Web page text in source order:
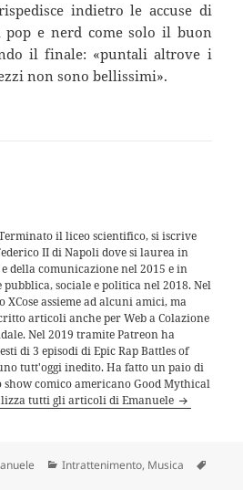
indietro le accuse di
pop e nerd come solo il buon
il finale: «puntali altrove i
non sono bellissimi».
il liceo scientifico, si iscrive
II di Napoli dove si laurea in
della comunicazione nel 2015 e in
pubblica, sociale e politica nel 2018. Nel
XCose assieme ad alcuni amici, ma
articoli anche per Web a Colazione
Nel 2019 tramite Patreon ha
di 3 episodi di Epic Rap Battles of
tutt'oggi inedito. Ha fatto un paio di
comico americano Good Mythical
tutti gli articoli di Emanuele
Categorie
Intrattenimento, Musica